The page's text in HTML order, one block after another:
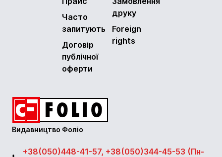
Часто
запитують
Договір
публічної
оферти
друку
Foreign
rights
Видавництво Фоліо
+38(050)448-41-57, +38(050)344-45-53 (Пн-